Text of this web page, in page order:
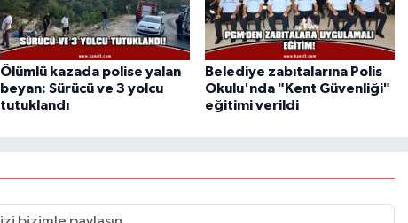
Ölümlü kazada polise yalan
beyan: Sürücü ve 3 yolcu
tutuklandı
Belediye zabıtalarına Polis
Okulu'nda "Kent Güvenliği"
eğitimi verildi